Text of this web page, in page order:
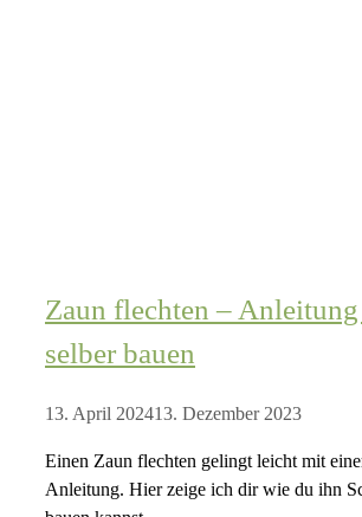
Zaun flechten –
selber bauen
13. April 202413. Dezember 2023
Einen Zaun flechten gelingt leicht mit
Anleitung. Hier zeige ich dir wie du ihn